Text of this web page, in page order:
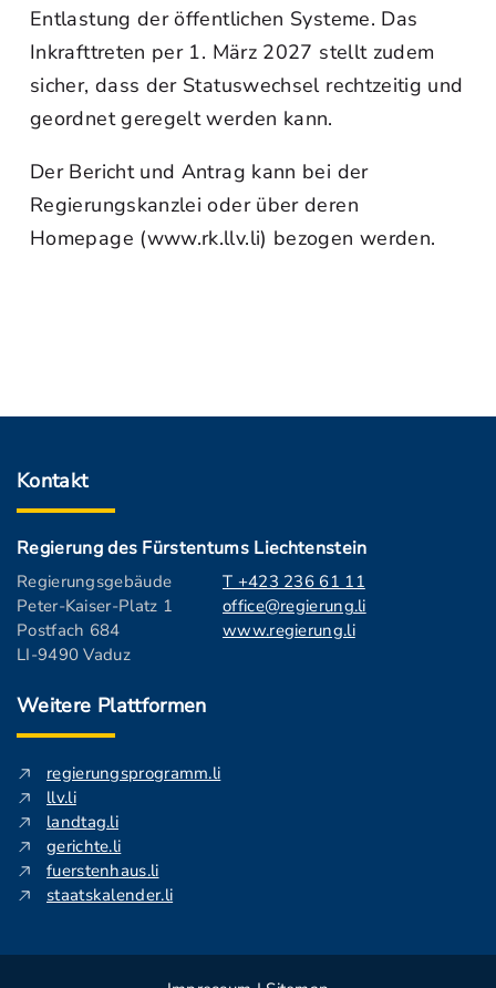
Entlastung der öffentlichen Systeme. Das
Inkrafttreten per 1. März 2027 stellt zudem
sicher, dass der Statuswechsel rechtzeitig und
geordnet geregelt werden kann.
Der Bericht und Antrag kann bei der
Regierungskanzlei oder über deren
Homepage (www.rk.llv.li) bezogen werden.
Kontakt
Regierung des Fürstentums Liechtenstein
Regierungsgebäude
Peter-Kaiser-Platz 1
Postfach 684
LI-9490 Vaduz
T +423 236 61 11
office@regierung.li
www.regierung.li
Weitere Plattformen
regierungsprogramm.li
llv.li
landtag.li
gerichte.li
fuerstenhaus.li
staatskalender.li